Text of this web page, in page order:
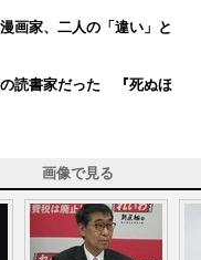
画家、二人の「違い」と
読書家だった 『死ぬほ
画像で見る